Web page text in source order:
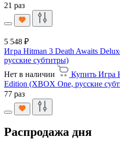
21 раз
5 548 ₽
Игра Hitman 3 Death Awaits
русские субтитры)
Нет в наличии
Купить Игра
Edition (XBOX One, русские
77 раз
Распродажа дня